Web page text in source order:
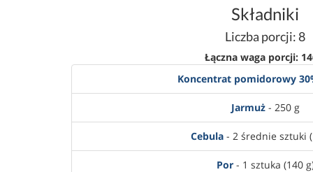
Składniki
Liczba porcji: 8
Łączna waga porcji:
Koncentrat pomidorowy
Jarmuż- 250 g
Cebula- 2 średnie sztuki
Por- 1 sztuka (140